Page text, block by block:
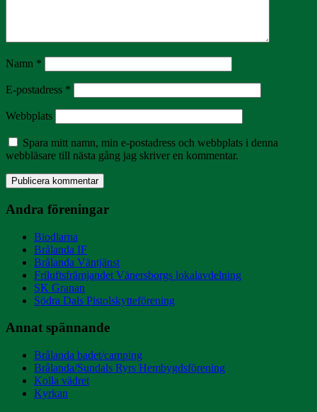
Namn *
E-postadress *
Webbplats
Spara mitt namn, min e-postadress och webbplats i denna
webbläsare till nästa gång jag skriver en kommentar.
Andra föreningar
Biodlarna
Brålanda IF
Brålanda Väntjänst
Friluftsfrämjandet Vänersborgs lokalavdelning
SK Granan
Södra Dals Pistolskytteförening
Annat spännande
Brålanda badet/camping
Brålanda/Sundals Ryrs Hembygdsförening
Kolla vädret
Kyrkan